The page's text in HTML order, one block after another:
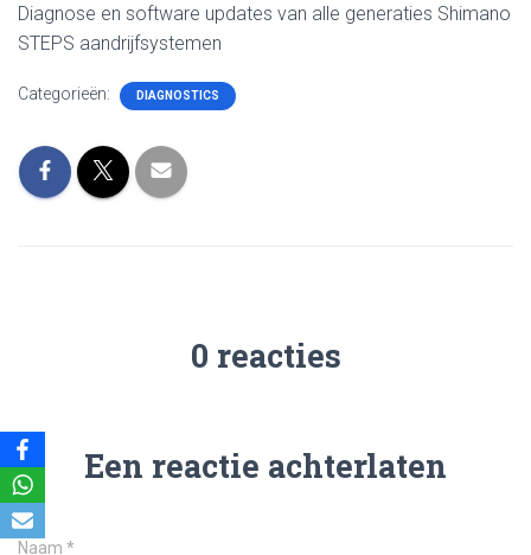
Diagnose en software updates van alle generaties Shimano
STEPS aandrijfsystemen
Categorieën: DIAGNOSTICS
0 reacties
Een reactie achterlaten
Naam *